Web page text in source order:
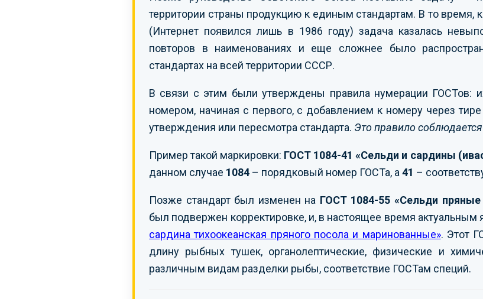
территории страны продукцию к единым стандартам. В то время,
(Интернет появился лишь в 1986 году) задача казалась
повторов в наименованиях и еще сложнее было
стандартах на всей территории СССР.
В связи с этим были утверждены правила нумерации ГОСТов:
номером, начиная с первого, с добавлением к номеру через
утверждения или пересмотра стандарта. Это правило
Пример такой маркировки: ГОСТ 1084-41 «Сельди и сардины
данном случае 1084 – порядковый номер ГОСТа, а 41 –
Позже стандарт был изменен на ГОСТ 1084-55 «Сельди
был подвержен корректировке, и, в настоящее время актуальным
сардина тихоокеанская пряного посола и маринованные». Этот
длину рыбных тушек, органолептические, физические и
различным видам разделки рыбы, соответствие ГОСТам специй.